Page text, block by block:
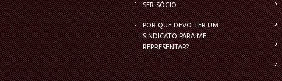
SER SÓCIO
POR QUE DEVO TER UM
SINDICATO PARA ME
REPRESENTAR?